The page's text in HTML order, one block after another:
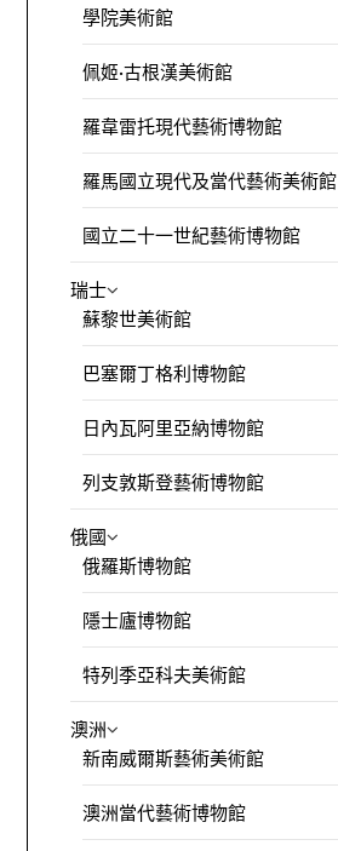
學院美術館
佩姬·古根漢美術館
羅韋雷托現代藝術博物館
羅馬國立現代及當代藝術美術館
國立二十一世紀藝術博物館
瑞士
蘇黎世美術館
巴塞爾丁格利博物館
日內瓦阿里亞納博物館
列支敦斯登藝術博物館
俄國
俄羅斯博物館
隱士廬博物館
特列季亞科夫美術館
澳洲
新南威爾斯藝術美術館
澳洲當代藝術博物館